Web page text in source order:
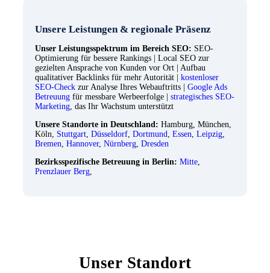
Unsere Leistungen & regionale Präsenz
Unser Leistungsspektrum im Bereich SEO: SEO-
Optimierung für bessere Rankings | Local SEO zur
gezielten Ansprache von Kunden vor Ort | Aufbau
qualitativer Backlinks für mehr Autorität | kostenloser
SEO-Check zur Analyse Ihres Webauftritts | Google Ads
Betreuung für messbare Werbeerfolge | strategisches SEO-
Marketing, das Ihr Wachstum unterstützt
Unsere Standorte in Deutschland: Hamburg, München,
Köln, Stuttgart, Düsseldorf, Dortmund, Essen, Leipzig,
Bremen, Hannover, Nürnberg, Dresden
Bezirksspezifische Betreuung in Berlin: Mitte,
Prenzlauer Berg,
Unser Standort